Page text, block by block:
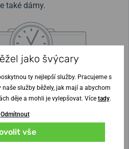
také dámy.
36,4 mm
vzory velikostí
jako švýcary
ty nejlepší služby. Pracujeme s
služby běžely, jak mají a abychom
děje a mohli je vylepšovat. Více tady.
Odmítnout
vše